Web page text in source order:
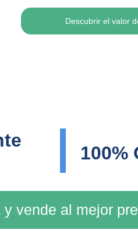
Descubrir el valor
y vende al mejor
100%